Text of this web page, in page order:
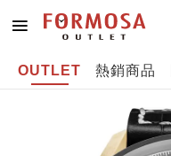
OUTLET 熱銷商品